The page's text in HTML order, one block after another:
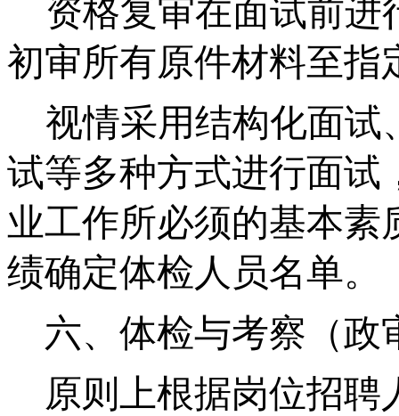
资格复审在面试前进
初审所有原件材料至指
视情采用结构化面试
试等多种方式进行面试
业工作所必须的基本素
绩确定体检人员名单。
六、 体检与考察（政
原则上根据岗位招聘